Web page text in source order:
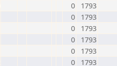
0
1793
0
1793
0
1793
0
1793
0
1793
0
1793